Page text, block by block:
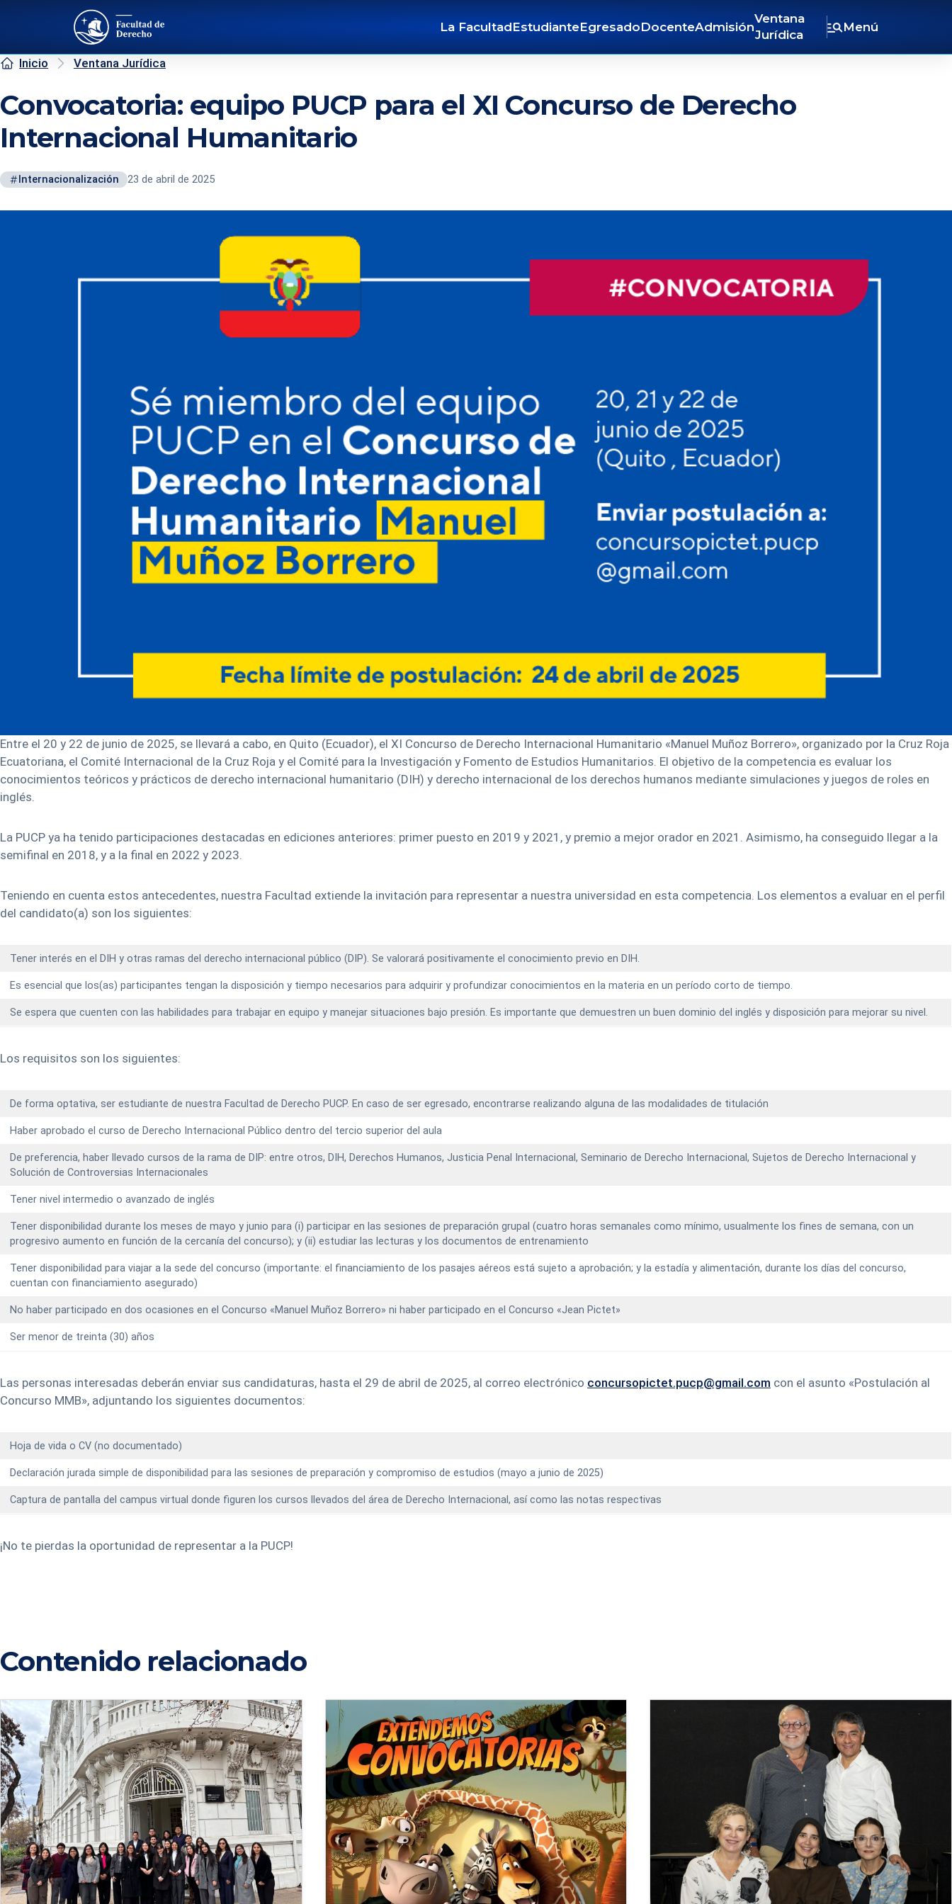
La FacultadEstudianteEgresadoDocenteAdmisión
Ventana
Jurídica
Menú
Inicio Ventana Jurídica
Convocatoria: equipo PUCP para el XI Concurso de Derecho
Internacional Humanitario
Internacionalización 23 de abril de 2025
Entre el 20 y 22 de junio de 2025, se llevará a cabo, en Quito (Ecuador), el XI Concurso de Derecho Internacional Humanitario «Manuel Muñoz Borrero», organizado por la Cruz Roja
Ecuatoriana, el Comité Internacional de la Cruz Roja y el Comité para la Investigación y Fomento de Estudios Humanitarios. El objetivo de la competencia es evaluar los
conocimientos teóricos y prácticos de derecho internacional humanitario (DIH) y derecho internacional de los derechos humanos mediante simulaciones y juegos de roles en
inglés.
La PUCP ya ha tenido participaciones destacadas en ediciones anteriores: primer puesto en 2019 y 2021, y premio a mejor orador en 2021. Asimismo, ha conseguido llegar a la
semifinal en 2018, y a la final en 2022 y 2023.
Teniendo en cuenta estos antecedentes, nuestra Facultad extiende la invitación para representar a nuestra universidad en esta competencia. Los elementos a evaluar en el perfil
del candidato(a) son los siguientes:
Tener interés en el DIH y otras ramas del derecho internacional público (DIP). Se valorará positivamente el conocimiento previo en DIH.
Es esencial que los(as) participantes tengan la disposición y tiempo necesarios para adquirir y profundizar conocimientos en la materia en un período corto de tiempo.
Se espera que cuenten con las habilidades para trabajar en equipo y manejar situaciones bajo presión. Es importante que demuestren un buen dominio del inglés y disposición para mejorar su nivel.
Los requisitos son los siguientes:
De forma optativa, ser estudiante de nuestra Facultad de Derecho PUCP. En caso de ser egresado, encontrarse realizando alguna de las modalidades de titulación
Haber aprobado el curso de Derecho Internacional Público dentro del tercio superior del aula
De preferencia, haber llevado cursos de la rama de DIP: entre otros, DIH, Derechos Humanos, Justicia Penal Internacional, Seminario de Derecho Internacional, Sujetos de Derecho Internacional y
Solución de Controversias Internacionales
Tener nivel intermedio o avanzado de inglés
Tener disponibilidad durante los meses de mayo y junio para (i) participar en las sesiones de preparación grupal (cuatro horas semanales como mínimo, usualmente los fines de semana, con un
progresivo aumento en función de la cercanía del concurso); y (ii) estudiar las lecturas y los documentos de entrenamiento
Tener disponibilidad para viajar a la sede del concurso (importante: el financiamiento de los pasajes aéreos está sujeto a aprobación; y la estadía y alimentación, durante los días del concurso,
cuentan con financiamiento asegurado)
No haber participado en dos ocasiones en el Concurso «Manuel Muñoz Borrero» ni haber participado en el Concurso «Jean Pictet»
Ser menor de treinta (30) años
Las personas interesadas deberán enviar sus candidaturas, hasta el 29 de abril de 2025, al correo electrónico concursopictet.pucp@gmail.com con el asunto «Postulación al
Concurso MMB», adjuntando los siguientes documentos:
Hoja de vida o CV (no documentado)
Declaración jurada simple de disponibilidad para las sesiones de preparación y compromiso de estudios (mayo a junio de 2025)
Captura de pantalla del campus virtual donde figuren los cursos llevados del área de Derecho Internacional, así como las notas respectivas
¡No te pierdas la oportunidad de representar a la PUCP!
Contenido relacionado
4 de agosto de 2026 4 de agosto de 2026 30 de julio de 2026